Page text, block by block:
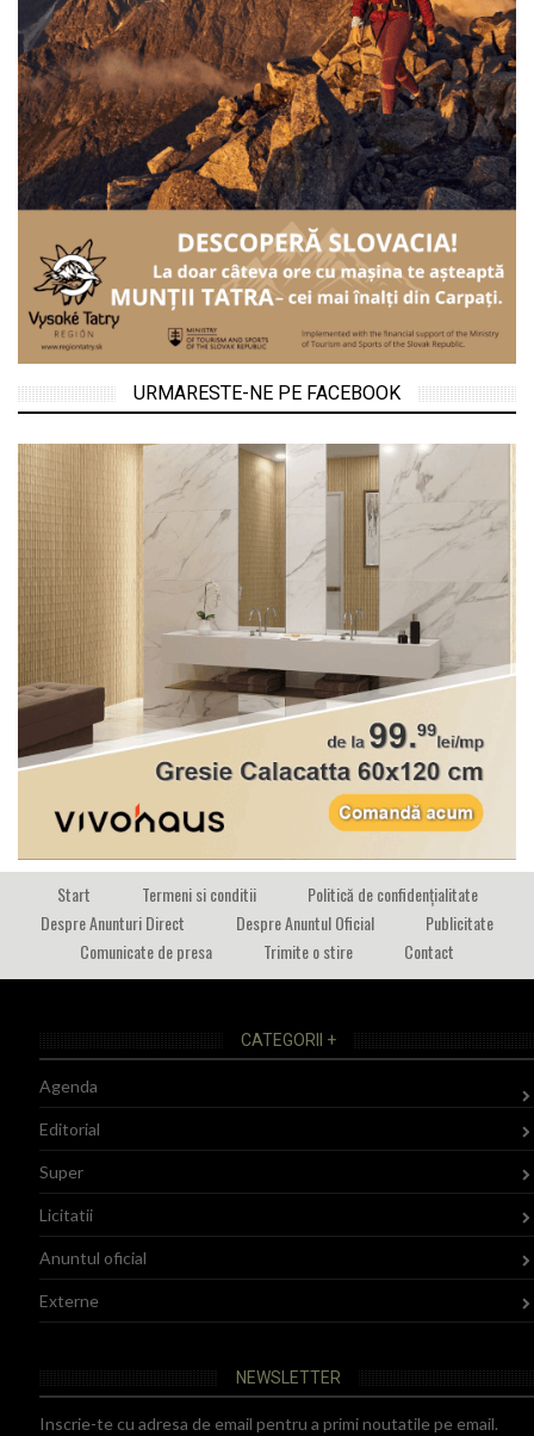
URMARESTE-NE PE FACEBOOK
Start Termeni si conditii
Politică de confidențialitate
Despre Anunturi Direct
Despre Anuntul Oficial
Publicitate
Comunicate de presa
Trimite o stire Contact
CATEGORII +
Agenda
Editorial
Super
Licitatii
Anuntul oficial
Externe
NEWSLETTER
Inscrie-te cu adresa de email pentru a primi noutatile pe email.